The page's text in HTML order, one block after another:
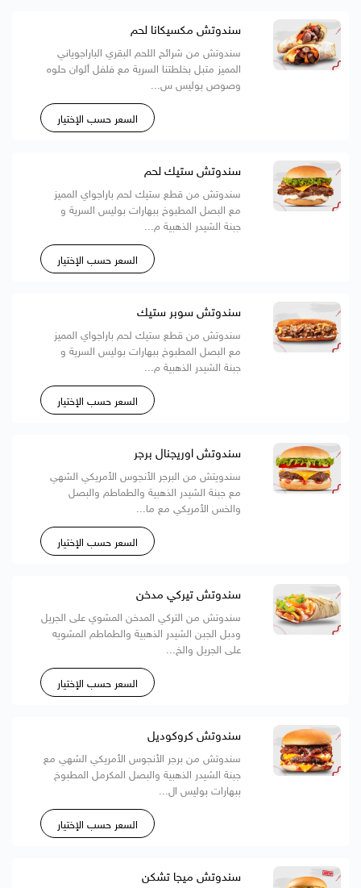
سندوتش مكسيكانا لحم
سندوتش من شرائح اللحم البقري الباراجوياني
المميز متبل بخلطتنا السرية مع فلفل ألوان حلوه
وصوص بوليس س...
السعر حسب الإختيار
سندوتش ستيك لحم
سندوتش من قطع ستيك لحم باراجواي المميز
مع البصل المطبوخ ببهارات بوليس السرية و
جبنة الشيدر الذهبية م...
السعر حسب الإختيار
سندوتش سوبر ستيك
سندوتش من قطع ستيك لحم باراجواي المميز
مع البصل المطبوخ ببهارات بوليس السرية و
جبنة الشيدر الذهبية م...
السعر حسب الإختيار
سندوتش اوريجنال برجر
سندويتش من البرجر الأنجوس الأمريكي الشهي
مع جبنة الشيدر الذهبية والطماطم والبصل
والخس الأمريكي مع ما...
السعر حسب الإختيار
سندوتش تيركي مدخن
سندوتش من التركي المدخن المشوي على الجريل
ودبل الجبن الشيدر الذهبية والطماطم المشويه
على الجريل والخ...
السعر حسب الإختيار
سندوتش كروكوديل
سندوتش من برجر الأنجوس الأمريكي الشهي مع
جبنة الشيدر الذهبية والبصل المكرمل المطبوخ
ببهارات بوليس ال...
السعر حسب الإختيار
سندوتش ميجا تشكن